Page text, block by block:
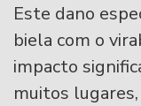
Este dano
biela com o
impacto
muitos